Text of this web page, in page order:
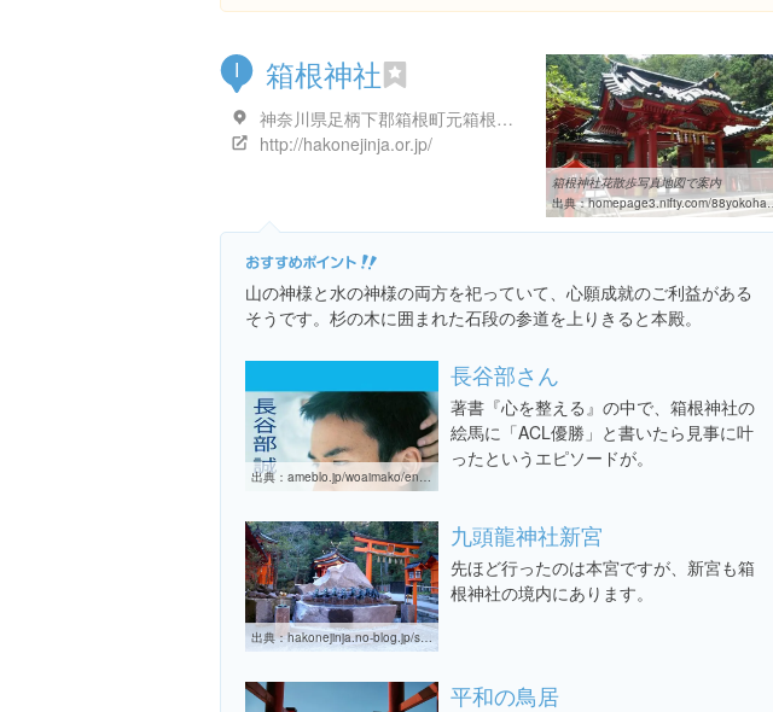
箱根神社
神奈川県足柄下郡箱根町元箱根８０-１
http://hakonejinja.or.jp/
箱根神社花散歩写真地図で案内
出典：homepage3.nifty.com/88yokohama/hakojin.htm
山の神様と水の神様の両方を祀っていて、心願成就のご利益がある
そうです。杉の木に囲まれた石段の参道を上りきると本殿。
出典： ameblo.jp/woaimako/entry-10834128357.html
長谷部さん
著書『心を整える』の中で、箱根神社の
絵馬に「ACL優勝」と書いたら見事に叶
ったというエピソードが。
出典：hakonejinja.no-blog.jp/syamunissikara/cat5933912
九頭龍神社新宮
先ほど行ったのは本宮ですが、新宮も箱
根神社の境内にあります。
平和の鳥居